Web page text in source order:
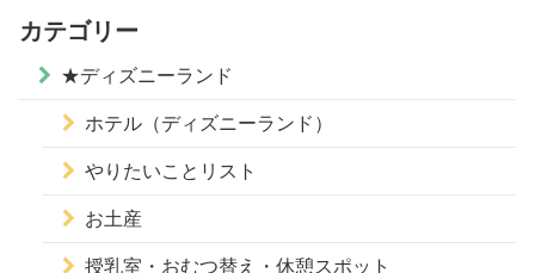
カテゴリー
★ディズニーランド
ホテル（ディズニーランド）
やりたいことリスト
お土産
授乳室・おむつ替え・休憩スポット